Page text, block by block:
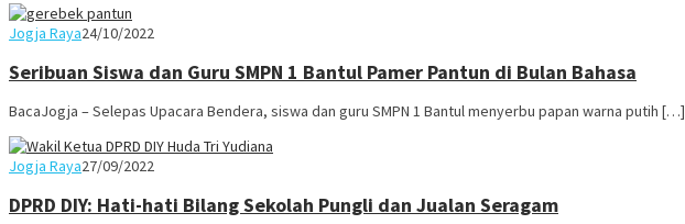
Jogja RayaJuno
24/10/2022
Seribuan Siswa dan Guru SMPN 1 Bantul Pamer Pantun di Bulan Bahasa
BacaJogja – Selepas Upacara Bendera, siswa dan guru SMPN 1 Bantul menyerbu papan warna putih […]
Jogja RayaJuno
27/09/2022
DPRD DIY: Hati-hati Bilang Sekolah Pungli dan Jualan Seragam